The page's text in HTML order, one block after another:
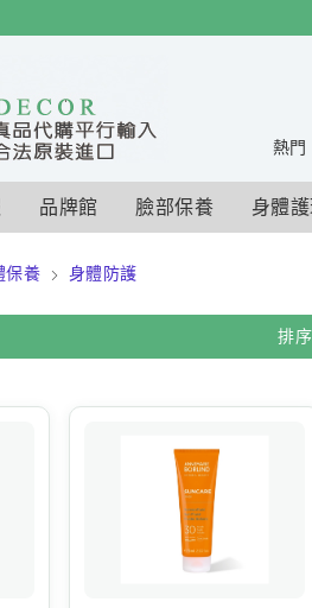
熱門
品牌館 臉部保養 身體
保養 身體防護
排